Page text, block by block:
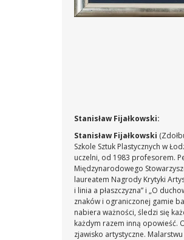
Stanisław Fijałkowski:
Stanisław Fijałkowski
Szkole Sztuk Plastycznych w
uczelni, od 1983 profesorem.
Międzynarodowego
laureatem Nagrody Krytyki
i linia a płaszczyzna” i „O
znaków i ograniczonej gamie
nabiera ważności, śledzi się
każdym razem inną opowieść.
zjawisko artystyczne.